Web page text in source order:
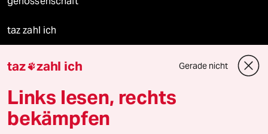
taz zahl ich
recherchefonds ausland
panterstiftung
panterpreis 2026
taz zahl ich Gerade nicht
Links lesen, rechts
bekämpfen